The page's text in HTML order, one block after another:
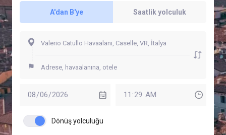
A'dan B'ye Saatlik yolculuk
Dönüş yolculuğu